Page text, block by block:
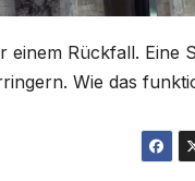
Rückfall. Eine
Wie das